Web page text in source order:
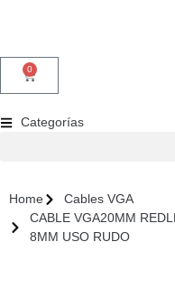
0
Categorías
Home
Cables VGA
CABLE VGA20MM
8MM USO RUDO